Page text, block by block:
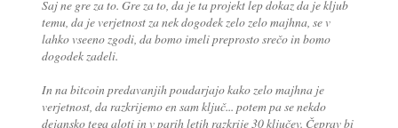
Saj ne gre za to. Gre za to, da je ta projekt lep dokaz da je kljub
temu, da je verjetnost za nek dogodek zelo zelo majhna, se v
lahko vseeno zgodi, da bomo imeli preprosto srečo in bomo
dogodek zadeli.
In na bitcoin predavanjih poudarjajo kako zelo majhna je
verjetnost, da razkrijemo en sam ključ... potem pa se nekdo
dejansko tega aloti in v parih letih razkrije 30 ključev. Čeprav bi